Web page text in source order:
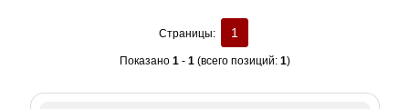
Страницы: 1
Показано 1- 1(всего позиций: 1)